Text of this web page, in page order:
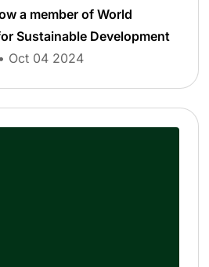
a member of World
Sustainable Development
• Oct 04 2024